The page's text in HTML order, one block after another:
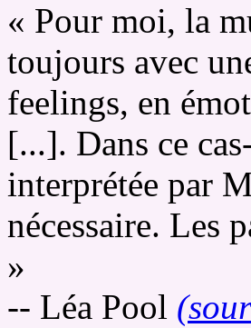
« Pour moi, la
toujours avec
feelings, en
[...]. Dans ce
interprétée par
nécessaire. Les
»
-- Léa Pool